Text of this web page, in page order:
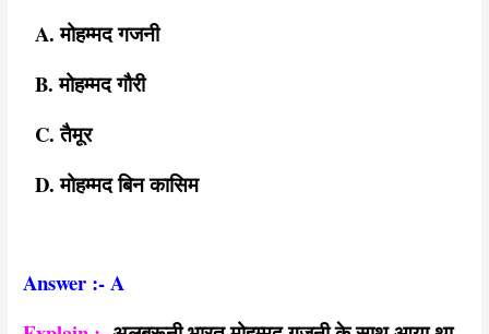
A. मोहम्मद गजनी
B. मोहम्मद गौरी
C. तैमूर
D. मोहम्मद बिन कासिम
Answer :- A